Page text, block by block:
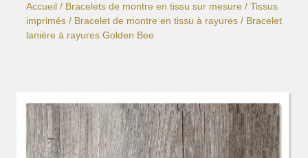
Accueil / Bracelets de montre en tissu sur mesure /Tissus
imprimés / Bracelet de montre en tissu à rayures / Bracelet
lanière à rayures Golden Bee